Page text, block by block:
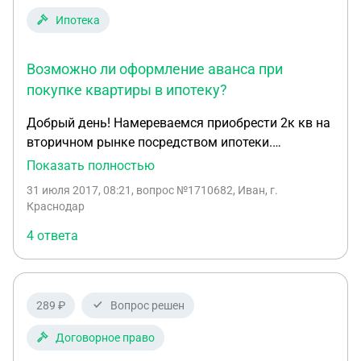
Ипотека
Возможно ли оформление аванса при
покупке квартиры в ипотеку?
Добрый день! Намереваемся приобрести 2к кв на
вторичном рынке посредством ипотеки.
Собственник просит аванс в размере почти 10%
вычтена с первоначального взноса, если да, то
Спасибо!
Показать полностью
31 июля 2017, 08:21 , вопрос №1710682, Иван, г.
Краснодар
4 ответа
289 ₽ Вопрос решен
Договорное право